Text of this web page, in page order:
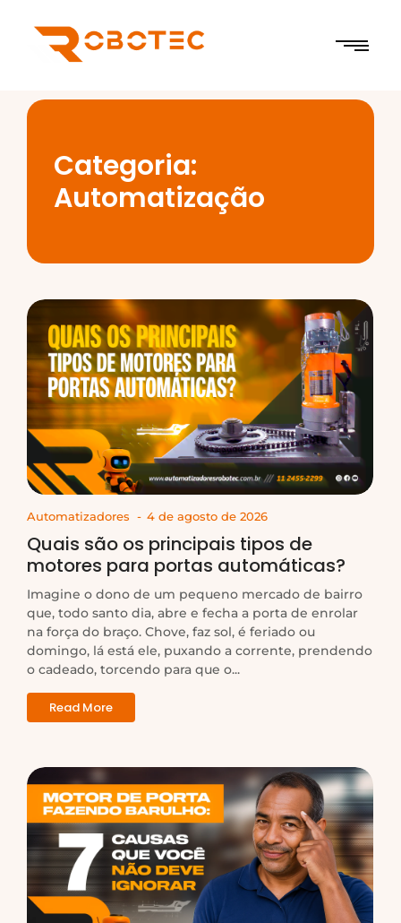
Categoria:
Automatização
Automatizadores - 4 de agosto de 2026
Quais são os principais tipos de
motores para portas automáticas?
Imagine o dono de um pequeno mercado de bairro
que, todo santo dia, abre e fecha a porta de enrolar
na força do braço. Chove, faz sol, é feriado ou
domingo, lá está ele, puxando a corrente, prendendo
o cadeado, torcendo para que o...
Read More